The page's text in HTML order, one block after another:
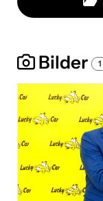
Bilder 1